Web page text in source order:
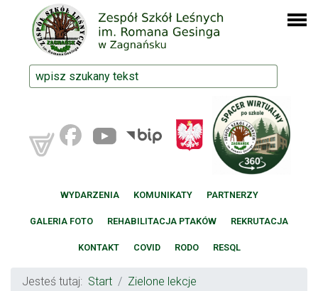
WYDARZENIA KOMUNIKATY PARTNERZY
GALERIA FOTO REHABILITACJA PTAKÓW REKRUTACJA
KONTAKT COVID RODO RESQL
Jesteś tutaj: Start
Zielone lekcje